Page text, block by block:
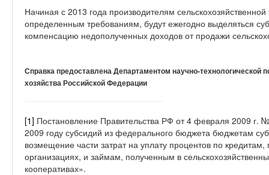
Начиная с 2013 года производителям
определенным требованиям, будут ежегодно выделяться
компенсацию недополученных доходов от продажи
Справка предоставлена Департаментом научно-технологической
хозяйства Российской Федерации
[1] Постановление Правительства РФ от 4 февраля 2009 г.
2009 году субсидий из федерального бюджета бюджетам
возмещение части затрат на уплату процентов по
организациях, и займам, полученным в
кооперативах».